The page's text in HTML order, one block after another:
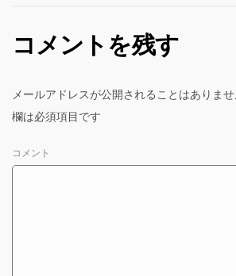
コメントを残す
メールアドレスが公開されることはありませ
欄は必須項目です
コメント